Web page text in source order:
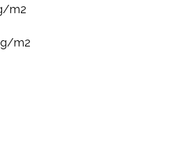
m2
g/m2